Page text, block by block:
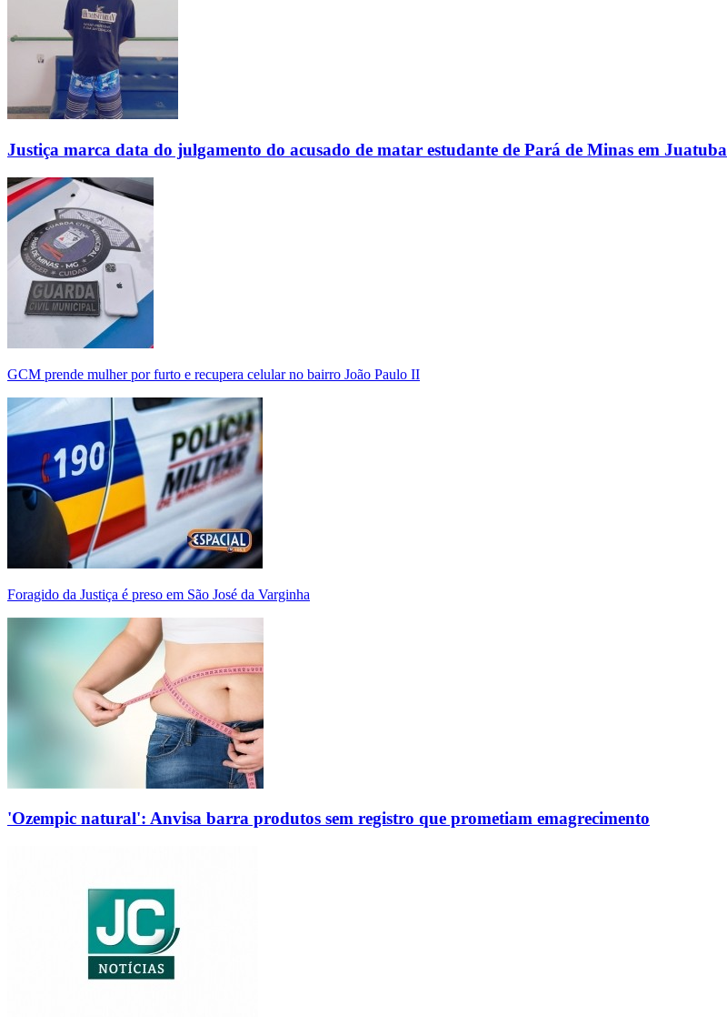
Justiça marca data do julgamento do acusado de matar estudante de Pará de Minas em Juatuba
GCM prende mulher por furto e recupera celular no bairro João Paulo II
Foragido da Justiça é preso em São José da Varginha
'Ozempic natural': Anvisa barra produtos sem registro que prometiam emagrecimento